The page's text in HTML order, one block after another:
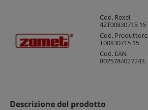
Cod. Rexel
4ZT00830715 15
Cod. Produttore
T00830715 15
Cod. EAN
8025784027243
Descrizione del prodotto